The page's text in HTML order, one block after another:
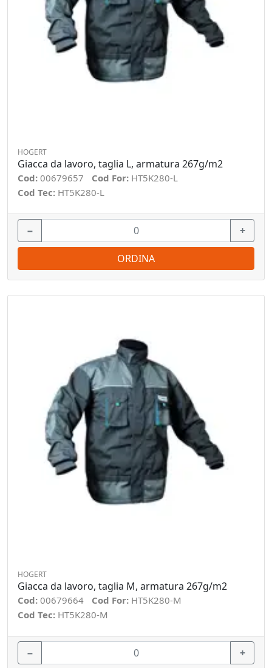
HOGERT
Giacca da lavoro, taglia L, armatura 267g/m2
Cod: 00679657 Cod For: HT5K280-L
Cod Tec: HT5K280-L
− +
ORDINA
HOGERT
Giacca da lavoro, taglia M, armatura 267g/m2
Cod: 00679664 Cod For: HT5K280-M
Cod Tec: HT5K280-M
− +